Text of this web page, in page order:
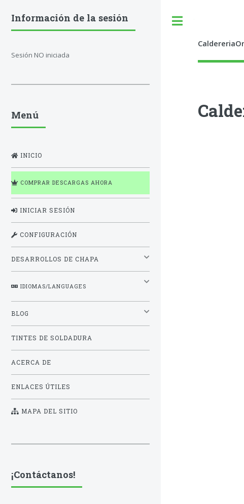
Información de la sesión
Sesión NO iniciada
Menú
INICIO
COMPRAR DESCARGAS AHORA
INICIAR SESIÓN
CONFIGURACIÓN
DESARROLLOS DE CHAPA
IDIOMAS/LANGUAGES
BLOG
TINTES DE SOLDADURA
ACERCA DE
ENLACES ÚTILES
MAPA DEL SITIO
¡Contáctanos!